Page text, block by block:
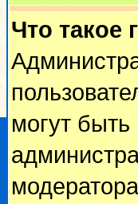
Что такое
могут